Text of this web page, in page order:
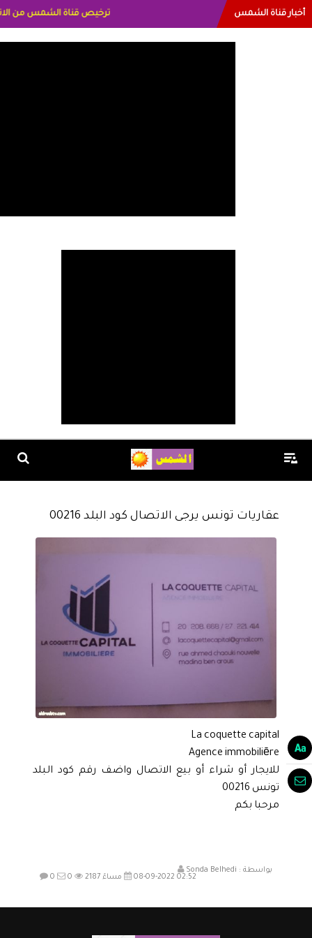
أخبار قناة الشمس
عقاريات تونس يرجى الاتصال كود البلد 00216
La coquette capital
Agence immobiliēre
للايجار أو شراء أو بيع الاتصال واضف رقم كود البلد
تونس 00216
مرحبا بكم
بواسطة : Sonda Belhedi
08-09-2022 02:52 مساءً
0 0 2187